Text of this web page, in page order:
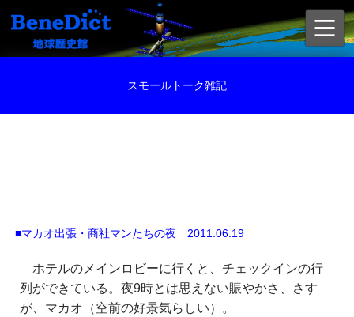
スモールトーク雑記
■マカオ出張・商社マンたちの夜 2011.06.19
ホテルのメインロビーに行くと、チェックインの行
列ができている。夜9時とは思えない賑やかさ、さす
が、マカオ（空前の好景気らしい）。